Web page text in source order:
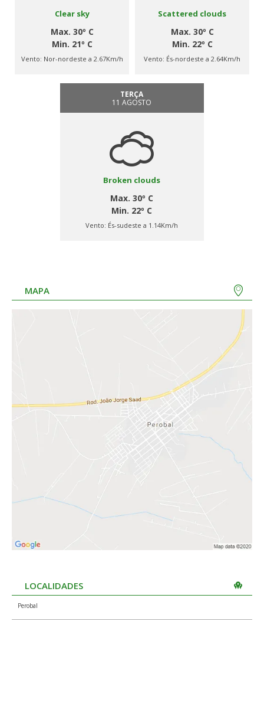
Clear sky
Max. 30º C
Min. 21º C
Vento: Nor-nordeste a 2.67Km/h
Scattered clouds
Max. 30º C
Min. 22º C
Vento: És-nordeste a 2.64Km/h
TERÇA
11 AGOSTO
Broken clouds
Max. 30º C
Min. 22º C
Vento: És-sudeste a 1.14Km/h
MAPA
LOCALIDADES
Perobal